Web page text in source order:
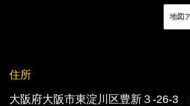
地図
住所
大阪府大阪市東淀川区豊新３-26-3